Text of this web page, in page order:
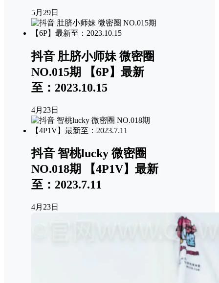
5月29日
抖音 肚脐小师妹 微密圈
NO.015期 【6P】最新
至：2023.10.15
4月23日
抖音 智桃lucky 微密圈
NO.018期 【4P1V】最新
至：2023.7.11
4月23日